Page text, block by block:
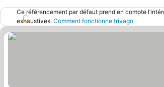
Ce référencement par défaut prend en compte
exhaustives. Comment fonctionne trivago